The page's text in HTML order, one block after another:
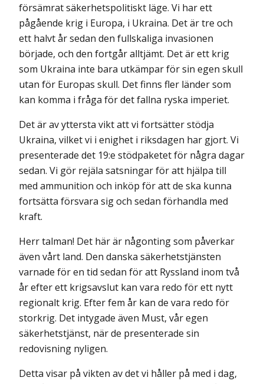
försämrat säkerhetspolitiskt läge. Vi har ett
pågående krig i Europa, i Ukraina. Det är tre och
ett halvt år sedan den fullskaliga invasionen
började, och den fortgår alltjämt. Det är ett krig
som Ukraina inte bara utkämpar för sin egen skull
utan för Europas skull. Det finns fler länder som
kan komma i fråga för det fallna ryska imperiet.
Det är av yttersta vikt att vi fortsätter stödja
Ukraina, vilket vi i enighet i riksdagen har gjort. Vi
presenterade det 19:e stödpaketet för några dagar
sedan. Vi gör rejäla satsningar för att hjälpa till
med ammunition och inköp för att de ska kunna
fortsätta försvara sig och sedan förhandla med
kraft.
Herr talman! Det här är någonting som påverkar
även vårt land. Den danska säkerhetstjänsten
varnade för en tid sedan för att Ryssland inom två
år efter ett krigsavslut kan vara redo för ett nytt
regionalt krig. Efter fem år kan de vara redo för
storkrig. Det intygade även Must, vår egen
säkerhetstjänst, när de presenterade sin
redovisning nyligen.
Detta visar på vikten av det vi håller på med i dag,